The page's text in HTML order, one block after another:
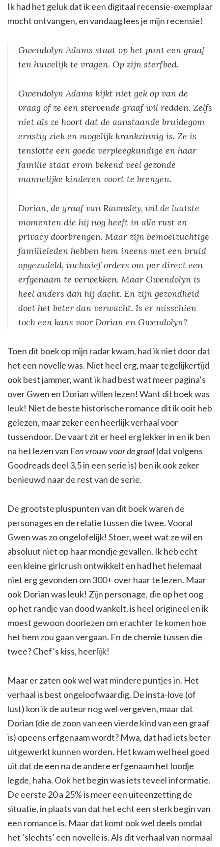
Ik had het geluk dat ik een digitaal recensie-exemplaar
mocht ontvangen, en vandaag lees je mijn recensie!
Gwendolyn Adams staat op het punt een graaf
ten huwelijk te vragen. Op zijn sterfbed.
Gwendolyn Adams kijkt niet gek op van de
vraag of ze een stervende graaf wil redden. Zelfs
niet als ze hoort dat de aanstaande bruidegom
ernstig ziek en mogelijk krankzinnig is. Ze is
tenslotte een goede verpleegkundige en haar
familie staat erom bekend veel gezonde
mannelijke kinderen voort te brengen.
Dorian, de graaf van Rawnsley, wil de laatste
momenten die hij nog heeft in alle rust en
privacy doorbrengen. Maar zijn bemoeizuchtige
familieleden hebben hem ineens met een bruid
opgezadeld, inclusief orders om per direct een
erfgenaam te verwekken. Maar Gwendolyn is
heel anders dan hij dacht. En zijn gezondheid
doet het beter dan verwacht. Is er misschien
toch een kans voor Dorian en Gwendolyn?
Toen dit boek op mijn radar kwam, had ik niet door dat
het een novelle was. Niet heel erg, maar tegelijkertijd
ook best jammer, want ik had best wat meer pagina’s
over Gwen en Dorian willen lezen! Want dit boek was
leuk! Niet de beste historische romance dit ik ooit heb
gelezen, maar zeker een heerlijk verhaal voor
tussendoor. De vaart zit er heel erg lekker in en ik ben
na het lezen van Een vrouw voor de graaf(dat volgens
Goodreads deel 3,5 in een serie is) ben ik ook zeker
benieuwd naar de rest van de serie.
De grootste pluspunten van dit boek waren de
personages en de relatie tussen die twee. Vooral
Gwen was zo ongelofelijk! Stoer, weet wat ze wil en
absoluut niet op haar mondje gevallen. Ik heb echt
een kleine girlcrush ontwikkelt en had het helemaal
niet erg gevonden om 300+ over haar te lezen. Maar
ook Dorian was leuk! Zijn personage, die op het oog
op het randje van dood wankelt, is heel origineel en ik
moest gewoon doorlezen om erachter te komen hoe
het hem zou gaan vergaan. En de chemie tussen die
twee? Chef’s kiss, heerlijk!
Maar er zaten ook wel wat mindere puntjes in. Het
verhaal is best ongeloofwaardig. De insta-love (of
lust) kon ik de auteur nog wel vergeven, maar dat
Dorian (die de zoon van een vierde kind van een graaf
is) opeens erfgenaam wordt? Mwa, dat had iets beter
uitgewerkt kunnen worden. Het kwam wel heel goed
uit dat de een na de andere erfgenaam het loodje
legde, haha. Ook het begin was iets teveel informatie.
De eerste 20 a 25% is meer een uiteenzetting de
situatie, in plaats van dat het echt een sterk begin van
een romance is. Maar dat komt ook wel deels omdat
het ‘slechts’ een novelle is. Als dit verhaal van normaal